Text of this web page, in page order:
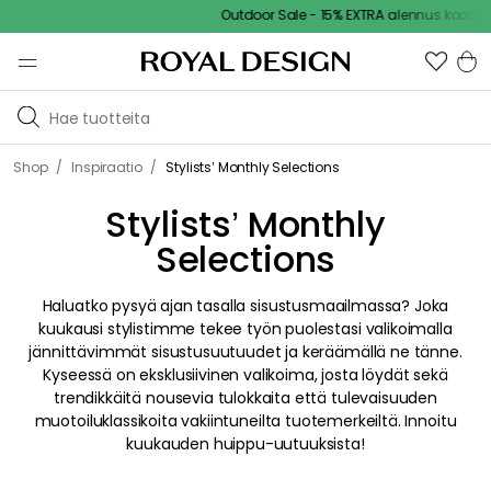
Outdoor Sale - 15% EXTRA alennus koodilla
Shop / Inspiraatio / Stylists’ Monthly Selections
Stylists’ Monthly
Selections
Haluatko pysyä ajan tasalla sisustusmaailmassa? Joka
kuukausi stylistimme tekee työn puolestasi valikoimalla
jännittävimmät sisustusuutuudet ja keräämällä ne tänne.
Kyseessä on eksklusiivinen valikoima, josta löydät sekä
trendikkäitä nousevia tulokkaita että tulevaisuuden
muotoiluklassikoita vakiintuneilta tuotemerkeiltä. Innoitu
kuukauden huippu-uutuuksista!